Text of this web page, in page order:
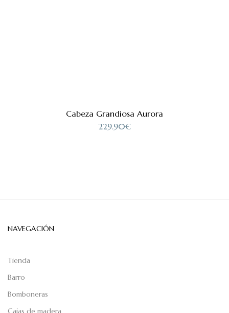
Cabeza Grandiosa Aurora
229.90€
NAVEGACIÓN
Tienda
Barro
Bomboneras
Cajas de madera